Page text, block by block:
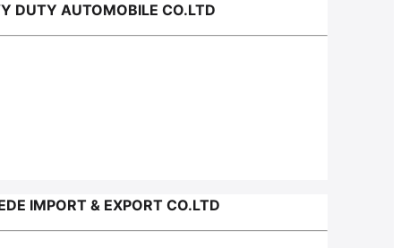
AUTOMOBILE CO.LTD
& EXPORT CO.LTD